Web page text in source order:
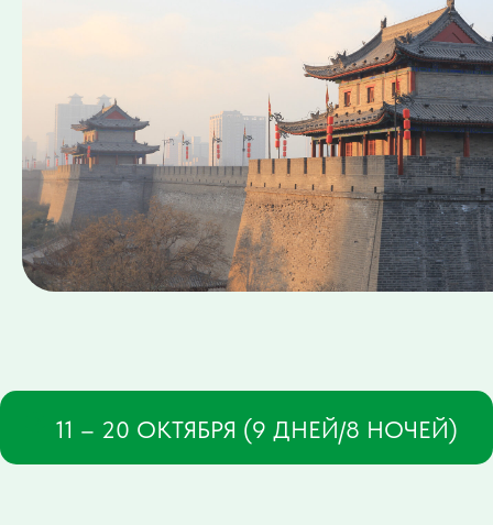
11 – 20 ОКТЯБРЯ (9 ДНЕЙ/8 НОЧЕЙ)